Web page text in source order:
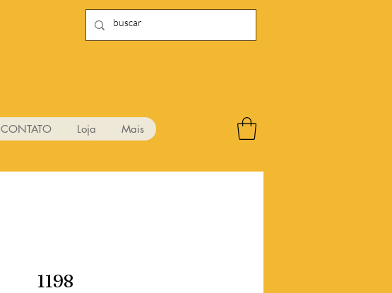
CONTATO Loja Mais
1198